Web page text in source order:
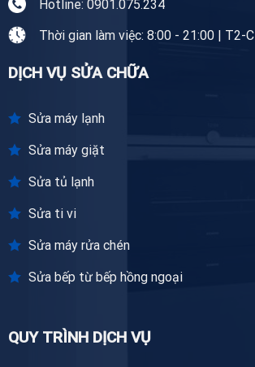
Hotline: 0901.075.234
Thời gian làm việc: 8:00 - 21:00 | T2-
DỊCH VỤ SỬA CHỮA
Sửa máy lạnh
Sửa máy giặt
Sửa tủ lạnh
Sửa ti vi
Sửa máy rửa chén
Sửa bếp từ bếp hồng ngoại
QUY TRÌNH DỊCH VỤ